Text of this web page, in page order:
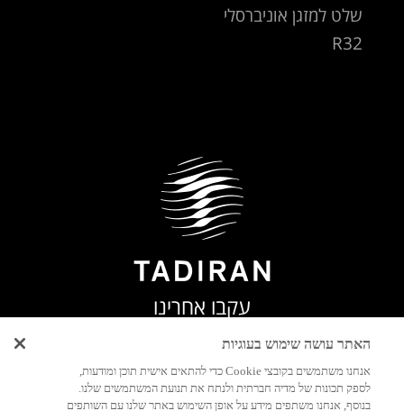
שלט למזגן אוניברסלי
R32
עקבו אחרינו
האתר עושה שימוש בעוגיות
אנחנו משתמשים בקובצי Cookie כדי להתאים אישית תוכן ומודעות,
לספק תכונות של מדיה חברתית ולנתח את תנועת המשתמשים שלנו.
בנוסף, אנחנו משתפים מידע על אופן השימוש באתר שלנו עם השותפים